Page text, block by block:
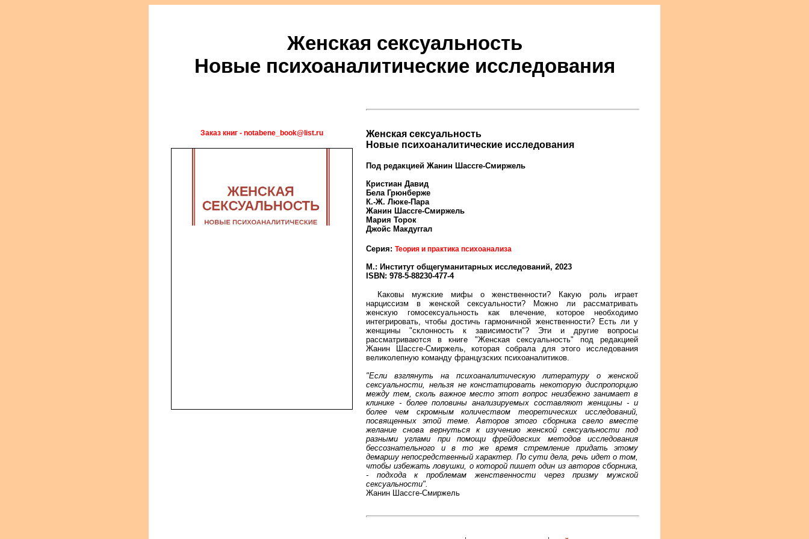
Женская сексуальность
Новые психоаналитические исследования
Заказ книг - notabene_book@list.ru
Женская сексуальность
Новые психоаналитические исследования
Под редакцией Жанин Шассге-Смиржель
Кристиан Давид
Бела Грюнберже
К.-Ж. Люке-Пара
Жанин Шассге-Смиржель
Мария Торок
Джойс Макдуггал
Серия: Теория и практика психоанализа
М.: Институт общегуманитарных исследований, 2023
ISBN: 978-5-88230-477-4
Каковы мужские мифы о женственности? Какую роль играет
нарциссизм в женской сексуальности? Можно ли рассматривать
женскую гомосексуальность как влечение, которое необходимо
интегрировать, чтобы достичь гармоничной женственности? Есть ли у
женщины "склонность к зависимости"? Эти и другие вопросы
рассматриваются в книге "Женская сексуальность" под редакцией
Жанин Шассге-Смиржель, которая собрала для этого исследования
великолепную команду французских психоаналитиков.
"Если взглянуть на психоаналитическую литературу о женской
сексуальности, нельзя не констатировать некоторую диспропорцию
между тем, сколь важное место этот вопрос неизбежно занимает в
клинике - более половины анализируемых составляют женщины - и
более чем скромным количеством теоретических исследований,
посвященных этой теме. Авторов этого сборника свело вместе
желание снова вернуться к изучению женской сексуальности под
разными углами при помощи фрейдовских методов исследования
бессознательного и в то же время стремление придать этому
демаршу непосредственный характер. По сути дела, речь идет о том,
чтобы избежать ловушки, о которой пишет один из авторов сборника,
- подхода к проблемам женственности через призму мужской
сексуальности".
Жанин Шассге-Смиржель